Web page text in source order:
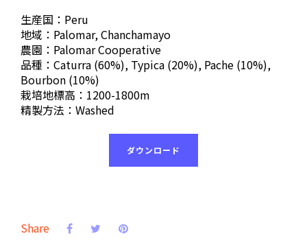
生産国：Peru
地域：Palomar, Chanchamayo
農園：Palomar Cooperative
品種：Caturra (60%), Typica (20%), Pache (10%),
Bourbon (10%)
栽培地標高：1200-1800m
精製方法：Washed
ダウンロード
Share